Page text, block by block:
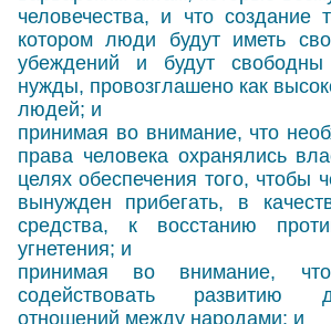
человечества, и что создание
котором люди будут иметь
убеждений и будут
нужды, провозглашено как
людей; и
принимая во внимание, что
права человека охранялись
целях обеспечения того, чтобы
вынужден прибегать, в
средства, к восстанию
угнетения; и
принимая во внимание,
содействовать развитию
отношений между народами; и